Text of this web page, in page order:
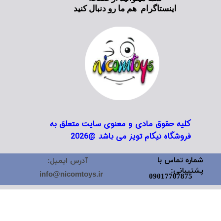
کلیه حقوق مادی و معنوی سایت متعلق به
فروشگاه نیکام تویز می باشد @2026
اینستاگرام هم ما رو دنبال کنید
شماره تماس با
پشتیبانی:
09017707875
آدرس ایمیل:
info@nicomtoys.ir